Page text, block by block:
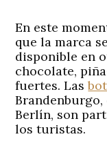
En este
que la marca
disponible en
chocolate,
fuertes. Las
Berlín, son
los turistas.